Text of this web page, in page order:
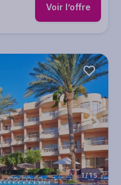
Voir l’offre
1/15